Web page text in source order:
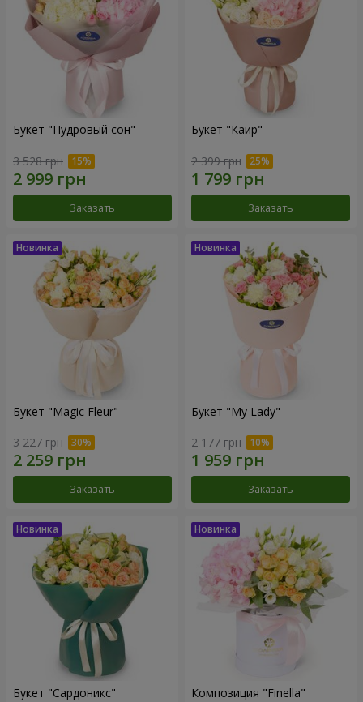
Букет "Пудровый сон"
3 528 грн
Заказать
Букет "Каир"
2 399 грн
Заказать
Букет "Magic Fleur"
3 227 грн
Заказать
Букет "My Lady"
2 177 грн
Заказать
Букет "Сардоникс" Композиция "Finella"